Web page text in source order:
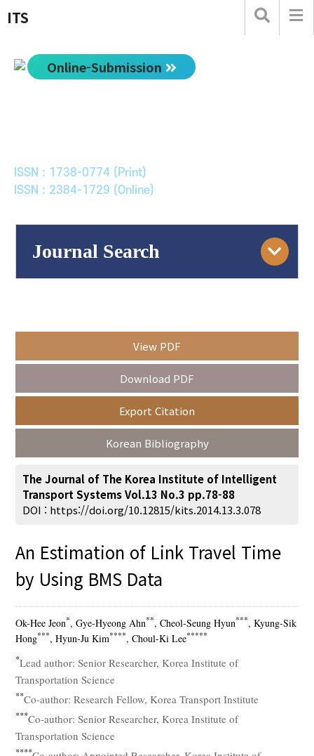
ITS
Online-Submission
ISSN : 1738-0774 (Print)
ISSN : 2384-1729 (Online)
Journal Search
Year(s) :
to
Adode Reader(link)
View PDF
Download PDF
Export Citation
Korean Bibliography
The Journal of The Korea Institute of Intelligent
Transport Systems Vol.13 No.3 pp.78-88
DOI : https://doi.org/10.12815/kits.2014.13.3.078
An Estimation of Link Travel Time
by Using BMS Data
Ok-Hee Jeon*, Gye-Hyeong Ahn**, Cheol-Seung Hyun***, Kyung-Sik
Hong***, Hyun-Ju Kim****, Choul-Ki Lee*****
*Lead author: Senior Researcher, Korea Institute of
Transportation Science
**Co-author: Research Fellow, Korea Transport Institute
***Co-author: Senior Researcher, Korea Institute of
Transportation Science
****